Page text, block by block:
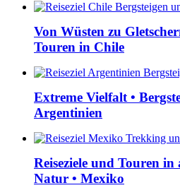
Von Wüsten zu
Touren in Chile
Extreme Vielfalt •
Argentinien
Reiseziele und Touren
Natur • Mexiko